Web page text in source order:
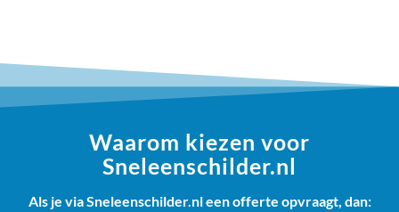
Waarom kiezen voor
Sneleenschilder.nl
Als je via Sneleenschilder.nl een offerte opvraagt, dan: